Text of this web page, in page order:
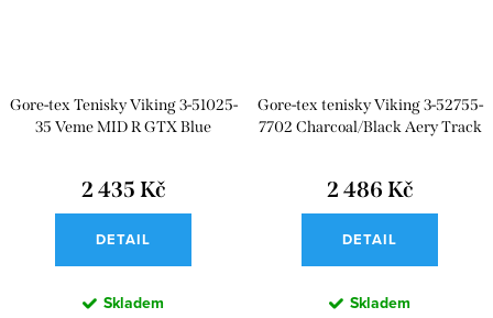
Gore-tex Tenisky Viking 3-51025-
35 Veme MID R GTX Blue
2 435 Kč
DETAIL
Skladem
Gore-tex tenisky Viking 3-52755-
7702 Charcoal/Black Aery Track
2 486 Kč
DETAIL
Skladem